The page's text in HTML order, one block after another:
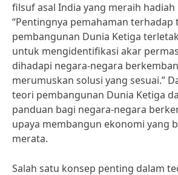
filsuf asal India yang meraih hadiah
“Pentingnya pemahaman terhadap
pembangunan Dunia Ketiga
untuk mengidentifikasi akar
dihadapi negara-negara
merumuskan solusi yang sesuai.”
teori pembangunan Dunia Ketiga
panduan bagi negara-negara
upaya membangun ekonomi yang
merata.
Salah satu konsep penting dalam